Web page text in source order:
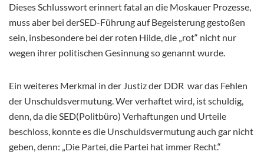
Dieses Schlusswort erinnert fatal an die Moskauer Prozesse,
muss aber bei derSED-Führung auf Begeisterung gestoßen
sein, insbesondere bei der roten Hilde, die „rot“ nicht nur
wegen ihrer politischen Gesinnung so genannt wurde.
Ein weiteres Merkmal in der Justiz der DDR war das Fehlen
der Unschuldsvermutung. Wer verhaftet wird, ist schuldig,
denn, da die SED(Politbüro) Verhaftungen und Urteile
beschloss, konnte es die Unschuldsvermutung auch gar nicht
geben, denn: „Die Partei, die Partei hat immer Recht.“